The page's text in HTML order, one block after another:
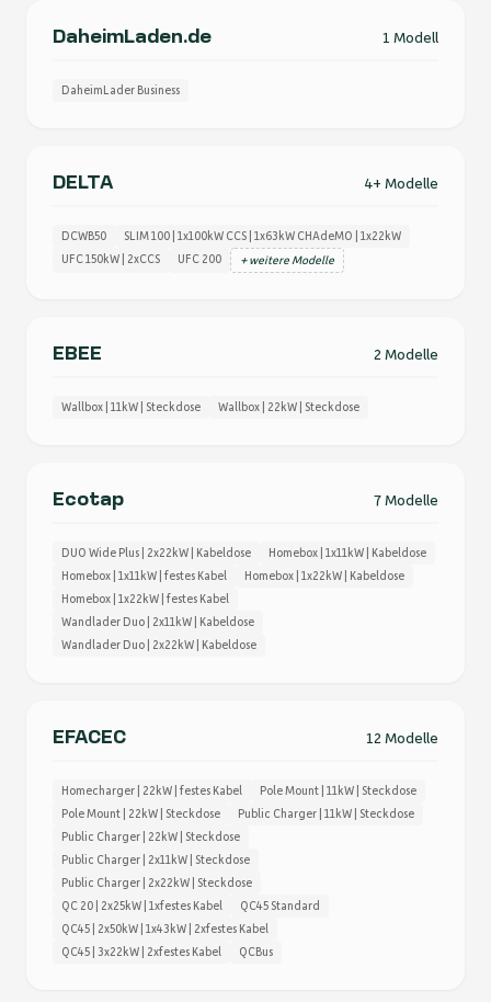
DaheimLaden.de 1 Modell
DaheimLader Business
DELTA 4+ Modelle
DCWB50
SLIM 100 | 1x100kW CCS | 1x63kW CHAdeMO | 1x22kW
UFC 150kW | 2xCCS
UFC 200 + weitere Modelle
EBEE 2 Modelle
Wallbox | 11kW | Steckdose Wallbox | 22kW | Steckdose
Ecotap 7 Modelle
DUO Wide Plus | 2x22kW | Kabeldose
Homebox | 1x11kW | Kabeldose
Homebox | 1x11kW | festes Kabel
Homebox | 1x22kW | Kabeldose
Homebox | 1x22kW | festes Kabel
Wandlader Duo | 2x11kW | Kabeldose
Wandlader Duo | 2x22kW | Kabeldose
EFACEC 12 Modelle
Homecharger | 22kW | festes Kabel
Pole Mount | 11kW | Steckdose
Pole Mount | 22kW | Steckdose
Public Charger | 11kW | Steckdose
Public Charger | 22kW | Steckdose
Public Charger | 2x11kW | Steckdose
Public Charger | 2x22kW | Steckdose
QC 20 | 2x25kW | 1xfestes Kabel
QC45 Standard
QC45 | 2x50kW | 1x43kW | 2xfestes Kabel
QC45 | 3x22kW | 2xfestes Kabel
QCBus